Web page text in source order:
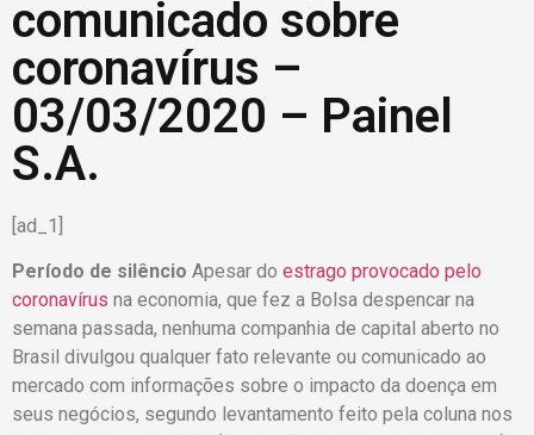
comunicado sobre
coronavírus –
03/03/2020 – Painel
S.A.
[ad_1]
Período de silêncio Apesar do estrago provocado pelo
coronavírus na economia, que fez a Bolsa despencar na
semana passada, nenhuma companhia de capital aberto no
Brasil divulgou qualquer fato relevante ou comunicado ao
mercado com informações sobre o impacto da doença em
seus negócios, segundo levantamento feito pela coluna nos